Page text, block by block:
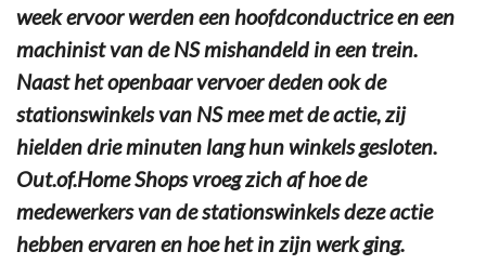
week ervoor werden een hoofdconductrice en een
machinist van de NS mishandeld in een trein.
Naast het openbaar vervoer deden ook de
stationswinkels van NS mee met de actie, zij
hielden drie minuten lang hun winkels gesloten.
Out.of.Home Shops vroeg zich af hoe de
medewerkers van de stationswinkels deze actie
hebben ervaren en hoe het in zijn werk ging.